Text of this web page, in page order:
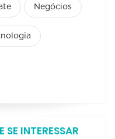
Negócios
INTERESSAR